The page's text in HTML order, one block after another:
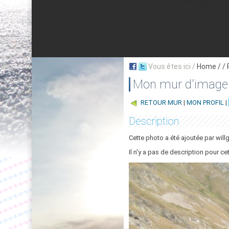
Vous êtes ici / Home / /
Mon mur
RETOUR MUR | MON PROFIL |
Description
Cette photo a été ajoutée par
Il n'y a pas de description pour